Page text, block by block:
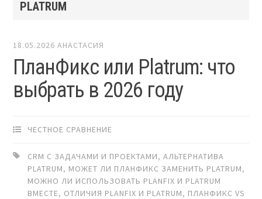
PLATRUM
18.05.2026 АНАСТАСИЯ
ПланФикс или Platrum: что
выбрать в 2026 году
ЧЕСТНОЕ СРАВНЕНИЕ
CRM С ЗАДАЧАМИ И ПРОЕКТАМИ,АЛЬТЕРНАТИВА
PLATRUM, МОЖЕТ ЛИ ПЛАНФИКС ЗАМЕНИТЬ PLATRUM,
МОЖНО ЛИ ИСПОЛЬЗОВАТЬ PLANFIX И PLATRUM
ВМЕСТЕ, ОТЛИЧИЯ PLANFIX И PLATRUM, ПЛАНФИКС VS